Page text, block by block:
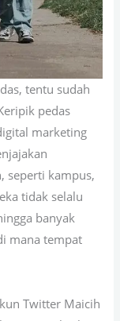
tentu sudah
pedas
marketing
seperti kampus,
tidak selalu
banyak
mana tempat
Twitter Maicih